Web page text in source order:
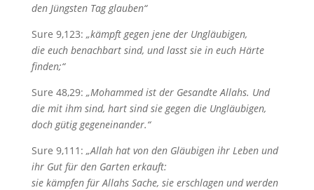
den Jüngsten Tag glauben“
Sure 9,123: „kämpft gegen jene der Ungläubigen,
die euch benachbart sind, und lasst sie in euch Härte
finden;“
Sure 48,29: „Mohammed ist der Gesandte Allahs. Und
die mit ihm sind, hart sind sie gegen die Ungläubigen,
doch gütig gegeneinander.“
Sure 9,111: „Allah hat von den Gläubigen ihr Leben und
ihr Gut für den Garten erkauft:
sie kämpfen für Allahs Sache, sie erschlagen und werden